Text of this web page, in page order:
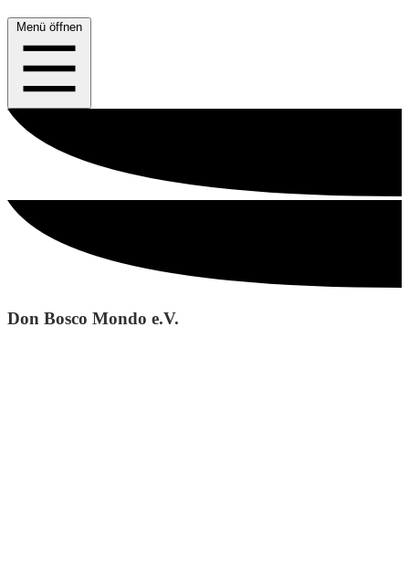
Menü öffnen
Don Bosco Mondo e.V.